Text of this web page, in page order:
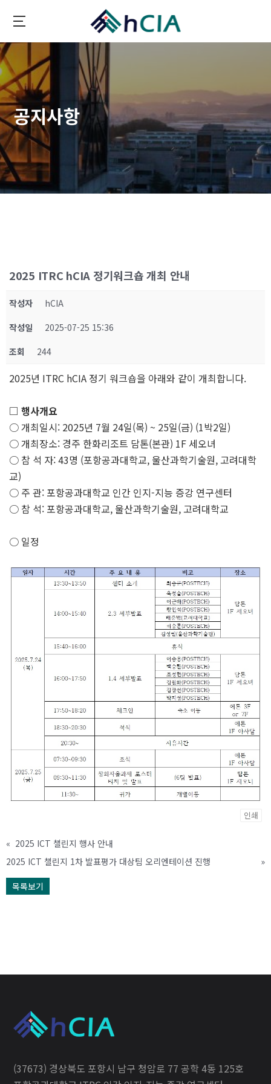
콘
텐
츠
생
략
하
기
hCIA
공지사항
2025 ITRC hCIA 정기워크숍 개최 안내
작성자
hCIA
작성일
2025-07-25 15:36
조회
244
2025년 ITRC hCIA 정기 워크숍을 아래와 같이 개최합니다.
□ 행사개요
○ 개최일시: 2025년 7월 24일(목) ~ 25일(금) (1박2일)
○ 개최장소: 경주 한화리조트 담톤(본관) 1F 세오녀
○ 참 석 자: 43명 (포항공과대학교, 울산과학기술원, 고려대학
교)
○ 주 관: 포항공과대학교 인간 인지-지능 증강 연구센터
○ 참 석: 포항공과대학교, 울산과학기술원, 고려대학교
○ 일정
인쇄
« 2025 ICT 챌린지 행사 안내
2025 ICT 챌린지 1차 발표평가 대상팀 오리엔테이션 진행
»
목록보기
(37673) 경상북도 포항시 남구 청암로 77 공학 4동 125호